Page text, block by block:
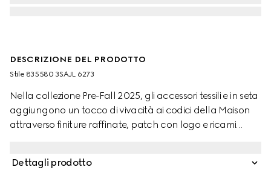
DESCRIZIONE DEL PRODOTTO
Stile ‎835580 3SAJL 6273
Nella collezione Pre-Fall 2025, gli accessori tessili e in seta
aggiungono un tocco di vivacità ai codici della Maison
attraverso finiture raffinate, patch con logo e ricami
Dettagli prodotto